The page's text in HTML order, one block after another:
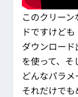
このクリー
ドですけども
ダウンロー
を使って、そ
どんなパラメ
それだけでも